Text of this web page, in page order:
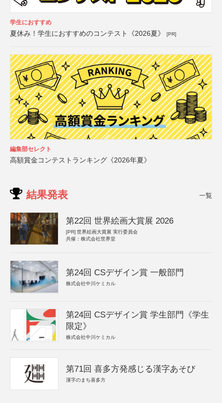
学生におすすめ
夏休み！学生におすすめのコンテスト《2026夏》 [PR]
編集部セレクト
高額賞金コンテストランキング《2026年夏》
結果発表 一覧
第22回 世界絵画大賞展 2026
[PR] 世界絵画大賞展 実行委員会
共催：株式会社世界堂
第24回 CSデザイン賞 一般部門
株式会社中川ケミカル
第24回 CSデザイン賞 学生部門《学生
限定》
株式会社中川ケミカル
第71回 喜多方発感じる漢字あそび
漢字のまち喜多方